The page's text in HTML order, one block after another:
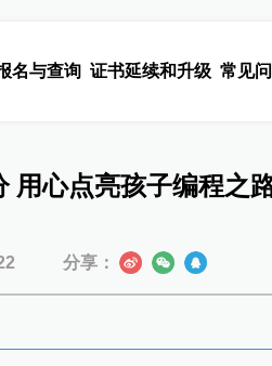
名与查询 证书延续和升级 常见
用心点亮孩子编程之
分享：